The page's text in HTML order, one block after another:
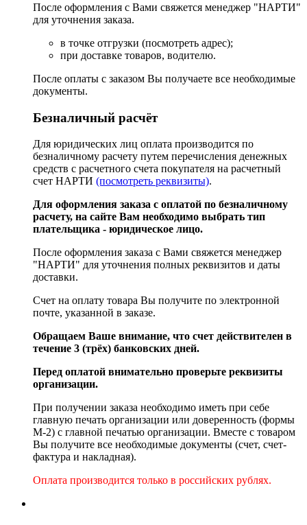
После оформления с Вами свяжется менеджер "НАРТИ"
для уточнения заказа.
в точке отгрузки (посмотреть адрес);
при доставке товаров, водителю.
После оплаты с заказом Вы получаете все необходимые
документы.
Безналичный расчёт
Для юридических лиц оплата производится по
безналичному расчету путем перечисления денежных
средств с расчетного счета покупателя на расчетный
счет НАРТИ (посмотреть реквизиты).
Для оформления заказа с оплатой по безналичному
расчету, на сайте Вам необходимо выбрать тип
плательщика - юридическое лицо.
После оформления заказа с Вами свяжется менеджер
"НАРТИ" для уточнения полных реквизитов и даты
доставки.
Счет на оплату товара Вы получите по электронной
почте, указанной в заказе.
Обращаем Ваше внимание, что счет действителен в
течение 3 (трёх) банковских дней.
Перед оплатой внимательно проверьте реквизиты
организации.
При получении заказа необходимо иметь при себе
главную печать организации или доверенность (формы
М-2) с главной печатью организации. Вместе с товаром
Вы получите все необходимые документы (счет, счет-
фактура и накладная).
Оплата производится только в российских рублях.